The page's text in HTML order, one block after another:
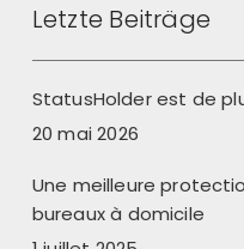
Letzte Beiträge
StatusHolder est de
20 mai 2026
Une meilleure
bureaux à domicile